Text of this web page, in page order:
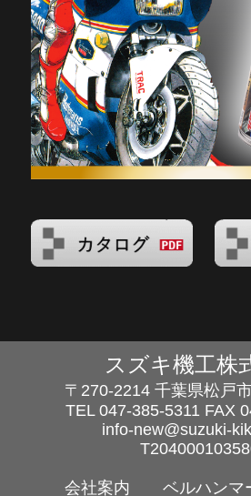
スズキ機工株
〒270-2214 千葉県松戸
TEL 047-385-5311 FAX
info-new@suzuki-
会社案内 ベルハンマ